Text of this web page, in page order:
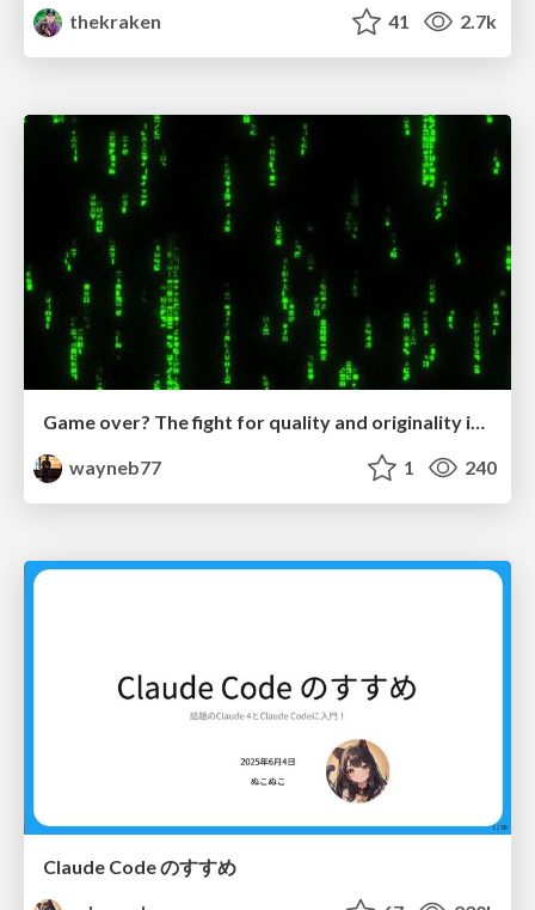
thekraken
41 2.7k
Game over? The fight for quality and originality in the time of robots
wayneb77
1 240
Claude Code のすすめ